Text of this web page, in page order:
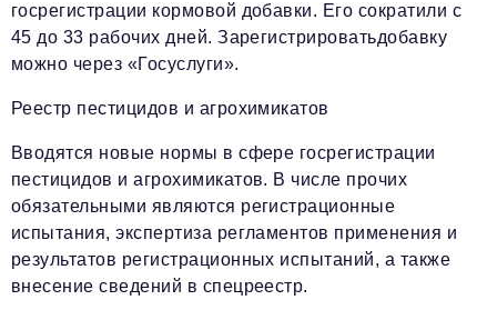
госрегистрации кормовой добавки. Его сократили с
45 до 33 рабочих дней. Зарегистрироватьдобавку
можно через «Госуслуги».
Реестр пестицидов и агрохимикатов
Вводятся новые нормы в сфере госрегистрации
пестицидов и агрохимикатов. В числе прочих
обязательными являются регистрационные
испытания, экспертиза регламентов применения и
результатов регистрационных испытаний, а также
внесение сведений в спецреестр.